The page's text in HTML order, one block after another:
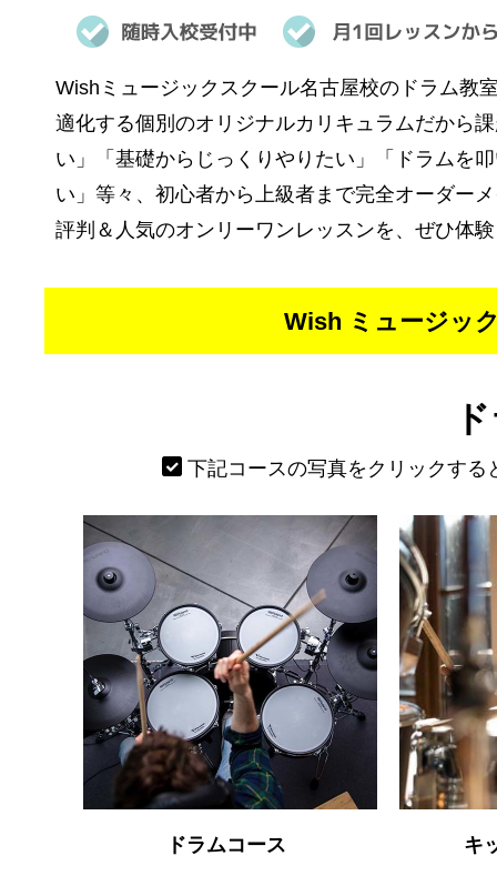
Wishミュージックスクール名古屋校のドラム教
適化する個別のオリジナルカリキュラムだから
い」「基礎からじっくりやりたい」「ドラムを
い」等々、初心者から上級者まで完全オーダー
評判＆人気のオンリーワンレッスンを、ぜひ体
Wish ミュージッ
下記コースの写真をクリックする
ドラムコース キ